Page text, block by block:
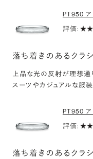
PT950 ア
評価:
落ち着きのあるクラ
上品な光の反射が理想通
スーツやカジュアルな服装
PT950 ア
評価:
落ち着きのあるクラ